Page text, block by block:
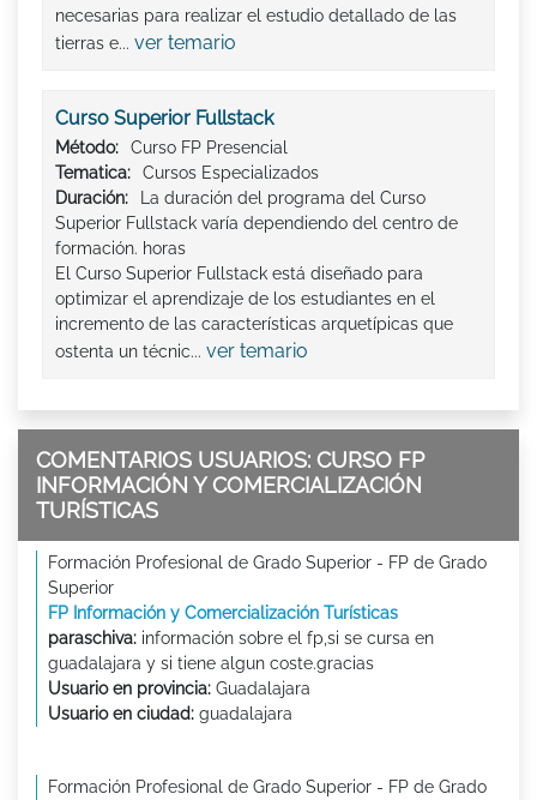
necesarias para realizar el estudio detallado de las
tierras e... ver temario
Curso Superior Fullstack
Método:
Curso FP Presencial
Tematica:
Cursos Especializados
Duración:
La duración del programa del Curso
Superior Fullstack varía dependiendo del centro de
formación. horas
El Curso Superior Fullstack está diseñado para
optimizar el aprendizaje de los estudiantes en el
incremento de las características arquetípicas que
ostenta un técnic... ver temario
COMENTARIOS USUARIOS: CURSO FP
INFORMACIÓN Y COMERCIALIZACIÓN
TURÍSTICAS
Formación Profesional de Grado Superior - FP de Grado
Superior
FP Información y Comercialización Turísticas
paraschiva: información sobre el fp,si se cursa en
guadalajara y si tiene algun coste.gracias
Usuario en provincia: Guadalajara
Usuario en ciudad: guadalajara
Formación Profesional de Grado Superior - FP de Grado